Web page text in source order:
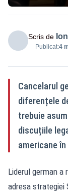
Scris de
Publicat:4
Cancelarul
diferențele
trebuie
discuțiile
americane în
Liderul german a
adresa strategiei